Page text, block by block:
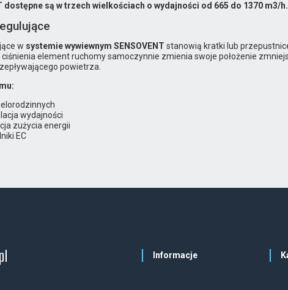
dostępne są w trzech wielkościach o wydajności od 665 do 1370 m3/h.
w systemie wywiewnym SENSOVENT stanowią kratki lub
ciśnienia element ruchomy samoczynnie zmienia swoje położenie
powietrza.
wydajności
zużycia energii
EC
Informacje